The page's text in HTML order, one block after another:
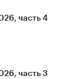
часть 4
часть 3